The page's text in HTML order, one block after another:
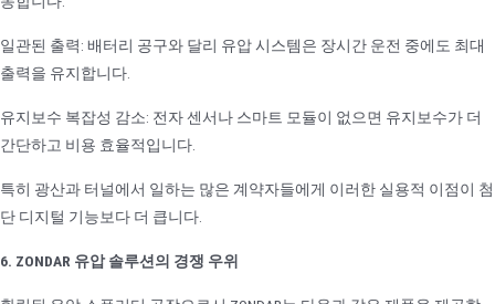
일관된 출력: 배터리 공구와 달리 유압 시스템은 장시간 운전 중에도 최대
출력을 유지합니다.
유지보수 복잡성 감소: 전자 센서나 스마트 모듈이 없으면 유지보수가 더
간단하고 비용 효율적입니다.
특히 광산과 터널에서 일하는 많은 계약자들에게 이러한 실용적 이점이 첨
단 디지털 기능보다 더 큽니다.
6. ZONDAR 유압 솔루션의 경쟁 우위